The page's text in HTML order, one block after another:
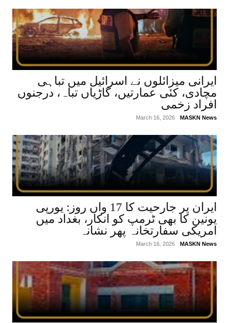
والی خبریں :
ایرانی میزائلوں نے اسرائیل میں تباہی
مچادی، کئی عمارتیں، گاڑیاں تباہ، درجنوں
افراد زخمی
MASKN News
March 16, 2026
ایران پر جارحیت کا 17 واں روز: یورپی
یونین کا بھی ٹرمپ کو انکار، بغداد میں
امریکی سفارتخانہ پھر نشانہ
MASKN News
March 16, 2026